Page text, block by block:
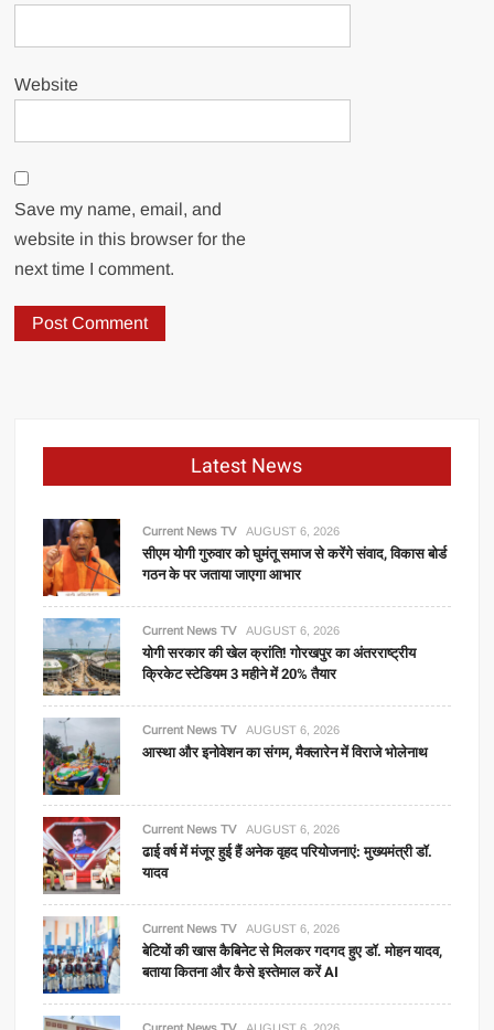
Website
Save my name, email, and
website in this browser for the
next time I comment.
Latest News
Current News TV AUGUST 6, 2026
सीएम योगी गुरुवार को घुमंतू समाज से करेंगे संवाद, विकास बोर्ड
गठन के पर जताया जाएगा आभार
Current News TV AUGUST 6, 2026
योगी सरकार की खेल क्रांति! गोरखपुर का अंतरराष्ट्रीय
क्रिकेट स्टेडियम 3 महीने में 20% तैयार
Current News TV AUGUST 6, 2026
आस्था और इनोवेशन का संगम, मैक्लारेन में विराजे भोलेनाथ
Current News TV AUGUST 6, 2026
ढाई वर्ष में मंजूर हुई हैं अनेक वृहद परियोजनाएं: मुख्यमंत्री डॉ.
यादव
Current News TV AUGUST 6, 2026
बेटियों की खास कैबिनेट से मिलकर गदगद हुए डॉ. मोहन यादव,
बताया कितना और कैसे इस्तेमाल करें AI